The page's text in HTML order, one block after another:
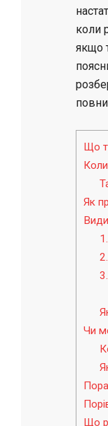
коли
якщо
Що
Як
Чи
Що